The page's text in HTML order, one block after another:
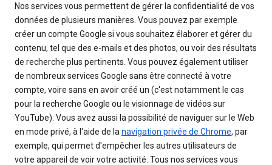
Nos services vous permettent de gérer la confidentialité de vos
données de plusieurs manières. Vous pouvez par exemple
créer un compte Google si vous souhaitez élaborer et gérer du
contenu, tel que des e-mails et des photos, ou voir des résultats
de recherche plus pertinents. Vous pouvez également utiliser
de nombreux services Google sans être connecté à votre
compte, voire sans en avoir créé un (c'est notamment le cas
pour la recherche Google ou le visionnage de vidéos sur
YouTube). Vous avez aussi la possibilité de naviguer sur le Web
en mode privé, à l'aide de la navigation privée de Chrome, par
exemple, qui permet d'empêcher les autres utilisateurs de
votre appareil de voir votre activité. Tous nos services vous